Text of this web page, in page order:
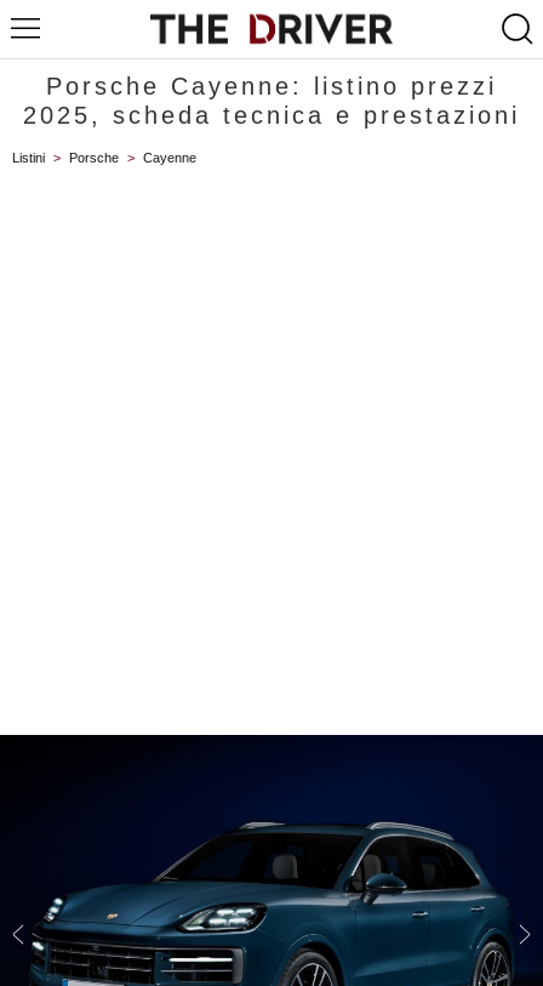
Porsche Cayenne: listino prezzi
2025, scheda tecnica e prestazioni
Listini > Porsche > Cayenne